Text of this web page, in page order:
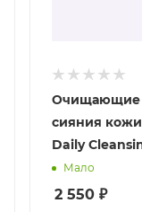
Очищающие
сияния кожи
Daily
Мало
2 550 ₽